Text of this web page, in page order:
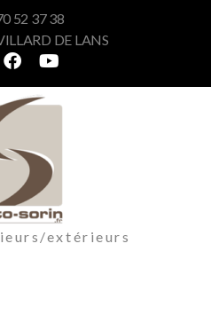
52 37 38
DE LANS
extérieurs